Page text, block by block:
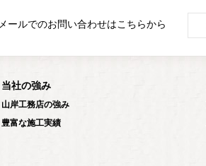
メールでのお問い合わせはこちらから
当社の強み
山岸工務店の強み
豊富な施工実績